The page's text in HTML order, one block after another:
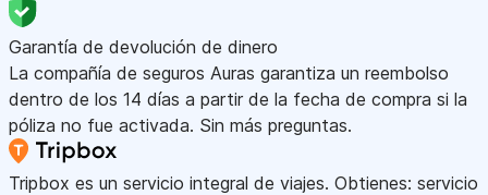
Garantía de devolución de dinero
La compañía de seguros Auras garantiza un reembolso
dentro de los 14 días a partir de la fecha de compra si la
póliza no fue activada. Sin más preguntas.
Tripbox es un servicio integral de viajes. Obtienes: servicio